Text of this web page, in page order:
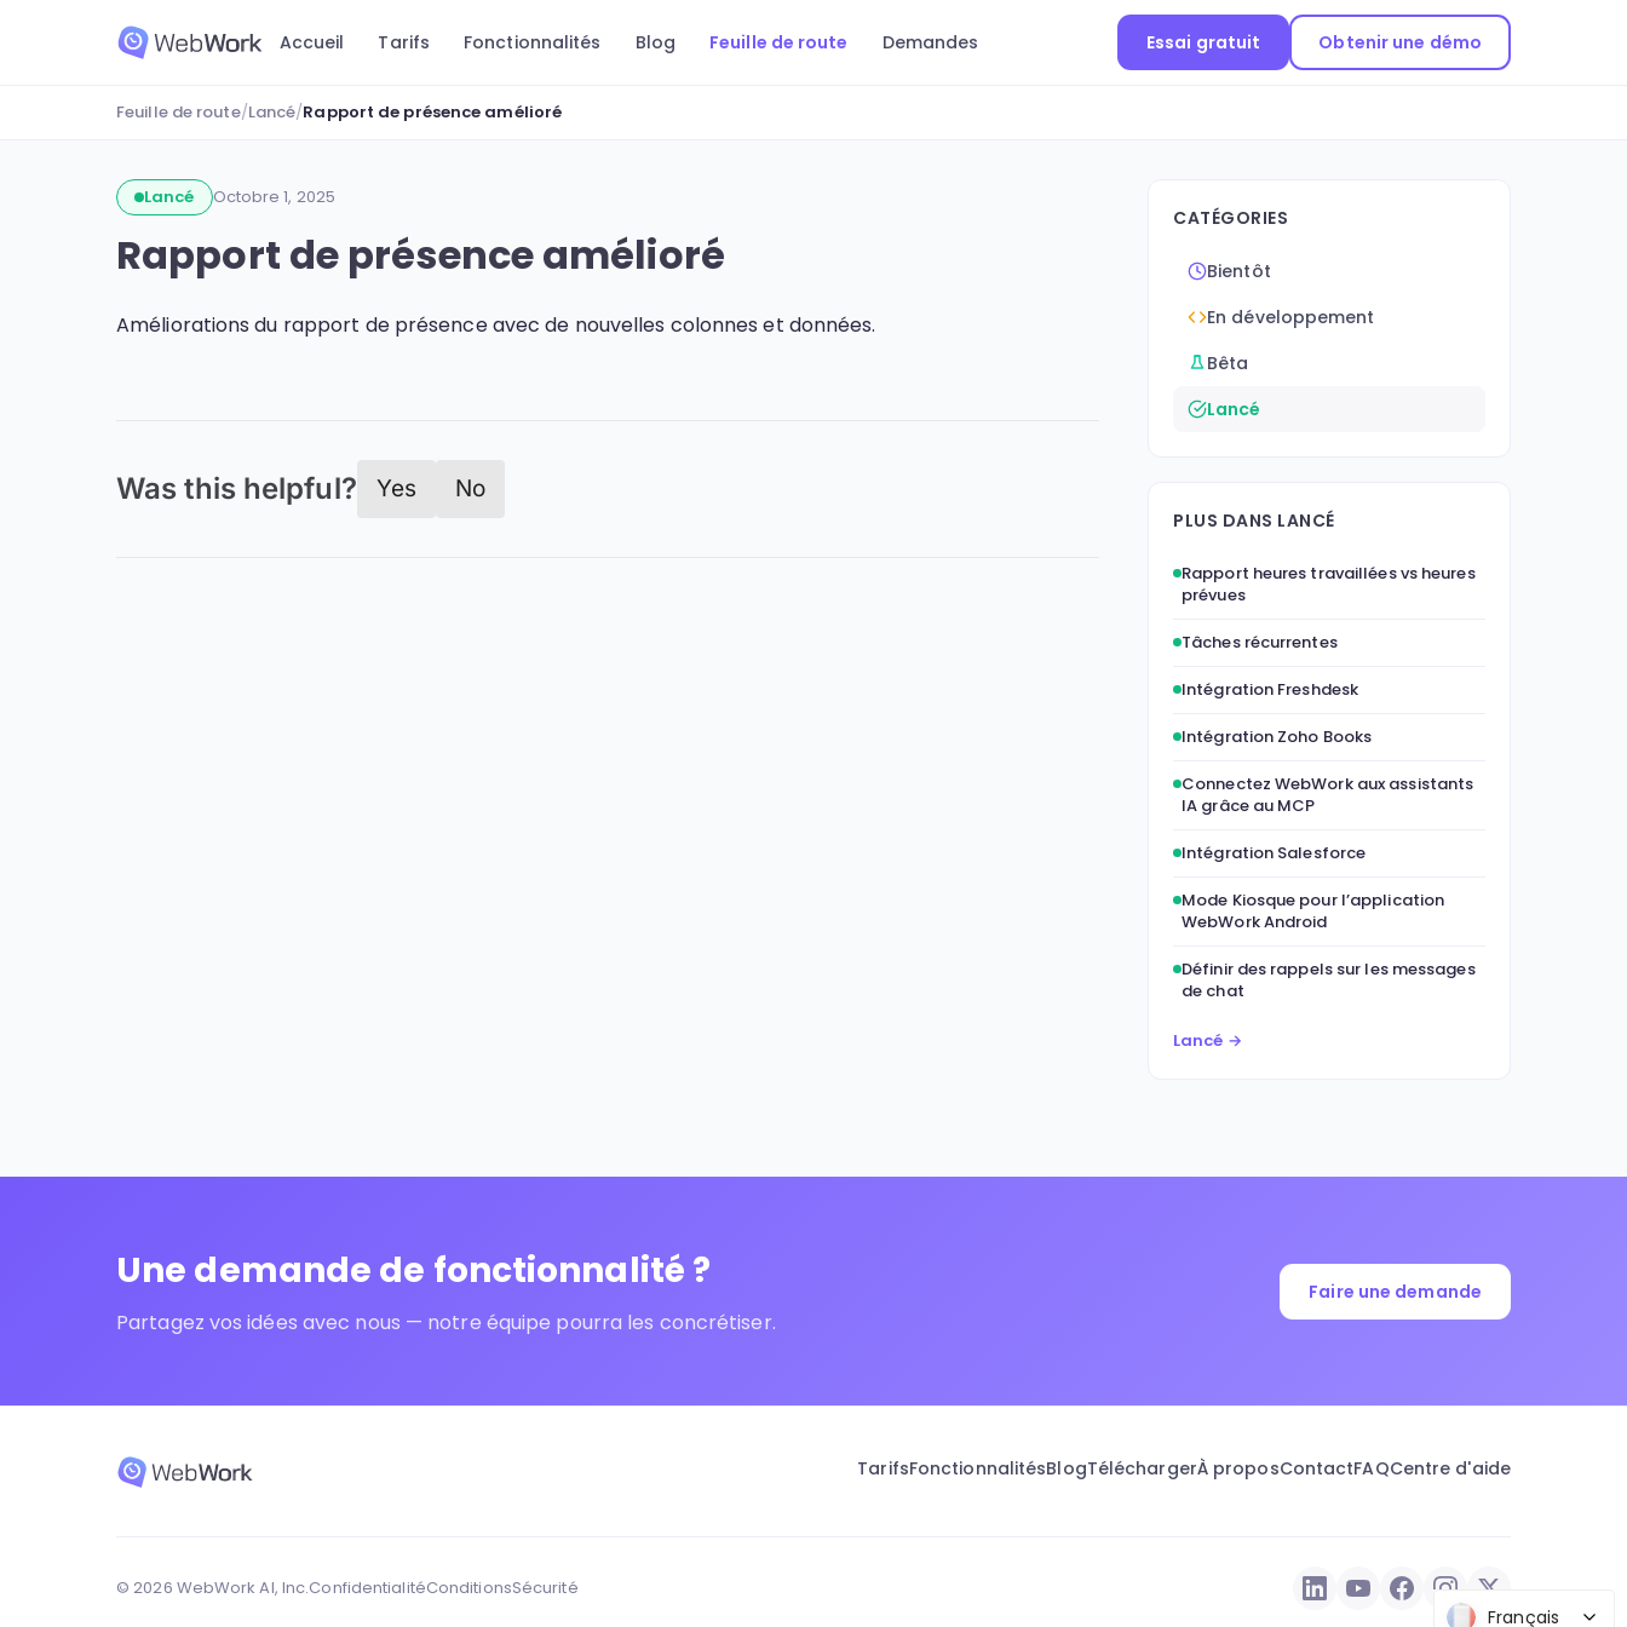
Accueil Tarifs Fonctionnalités Blog Feuille de route Demandes Essai gratuit Obtenir une démo
Feuille de route/Lancé/Rapport de présence amélioré
Lancé Octobre 1, 2025
Rapport de présence amélioré
Améliorations du rapport de présence avec de nouvelles colonnes et données.
Was this helpful? Yes No
CATÉGORIES
Bientôt
En développement
Bêta
Lancé
PLUS DANS LANCÉ
Rapport heures travaillées vs heures
prévues
Tâches récurrentes
Intégration Freshdesk
Intégration Zoho Books
Connectez WebWork aux assistants
IA grâce au MCP
Intégration Salesforce
Mode Kiosque pour l’application
WebWork Android
Définir des rappels sur les messages
de chat
Lancé →
Une demande de fonctionnalité ?
Partagez vos idées avec nous — notre équipe pourra les concrétiser.
Faire une demande
TarifsFonctionnalitésBlogTéléchargerÀ proposContactFAQCentre d'aide
© 2026 WebWork AI, Inc.ConfidentialitéConditionsSécurité
Français